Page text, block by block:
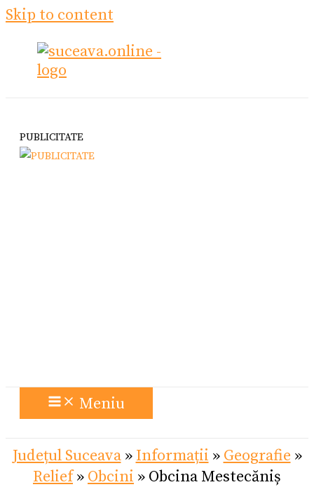
Skip to content
PUBLICITATE
Meniu
Județul Suceava» Informații » Geografie »
Relief» Obcini » Obcina Mestecăniș